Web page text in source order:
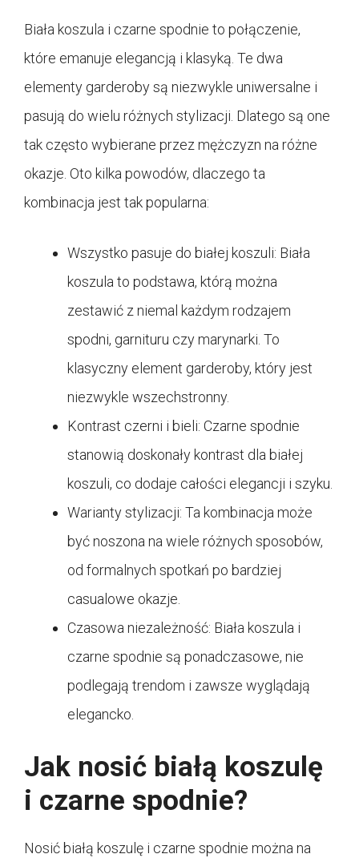
Biała koszula i czarne spodnie to połączenie,
które emanuje elegancją i klasyką. Te dwa
elementy garderoby są niezwykle uniwersalne i
pasują do wielu różnych stylizacji. Dlatego są one
tak często wybierane przez mężczyzn na różne
okazje. Oto kilka powodów, dlaczego ta
kombinacja jest tak popularna:
Wszystko pasuje do białej koszuli: Biała
koszula to podstawa, którą można
zestawić z niemal każdym rodzajem
spodni, garnituru czy marynarki. To
klasyczny element garderoby, który jest
niezwykle wszechstronny.
Kontrast czerni i bieli: Czarne spodnie
stanowią doskonały kontrast dla białej
koszuli, co dodaje całości elegancji i szyku.
Warianty stylizacji: Ta kombinacja może
być noszona na wiele różnych sposobów,
od formalnych spotkań po bardziej
casualowe okazje.
Czasowa niezależność: Biała koszula i
czarne spodnie są ponadczasowe, nie
podlegają trendom i zawsze wyglądają
elegancko.
Jak nosić białą koszulę
i czarne spodnie?
Nosić białą koszulę i czarne spodnie można na